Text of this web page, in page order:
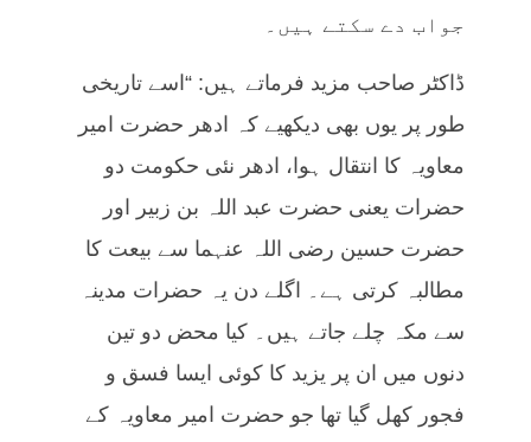
جواب دے سکتے ہیں۔
ڈاکٹر صاحب مزید فرماتے ہیں: “اسے تاریخی
طور پر یوں بھی دیکھیے کہ ادھر حضرت امیر
معاویہ کا انتقال ہوا، ادھر نئی حکومت دو
حضرات یعنی حضرت عبد اللہ بن زبیر اور
حضرت حسین رضی اللہ عنہما سے بیعت کا
مطالبہ کرتی ہے۔ اگلے دن یہ حضرات مدینہ
سے مکہ چلے جاتے ہیں۔ کیا محض دو تین
دنوں میں ان پر یزید کا کوئی ایسا فسق و
فجور کھل گیا تھا جو حضرت امیر معاویہ کے